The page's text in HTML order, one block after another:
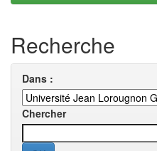
Recherche
Dans :
Chercher